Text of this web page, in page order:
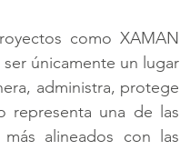
como XAMAN
únicamente un lugar
administra, protege
representa una de las
alineados con las